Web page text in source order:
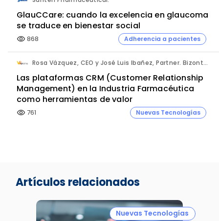
GlauCCare: cuando la excelencia en glaucoma
se traduce en bienestar social
visibility 868 Adherencia a pacientes
Rosa Vázquez, CEO y José Luis Ibañez, Partner. Bizontop Group, SL.
Las plataformas CRM (Customer Relationship
Management) en la Industria Farmacéutica
como herramientas de valor
visibility 761 Nuevas Tecnologías
Artículos relacionados
Nuevas Tecnologías